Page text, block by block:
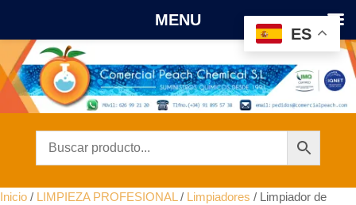
Inicio / LIMPIEZA PROFESIONAL / Limpiadores / Limpiador de
ES
MENU